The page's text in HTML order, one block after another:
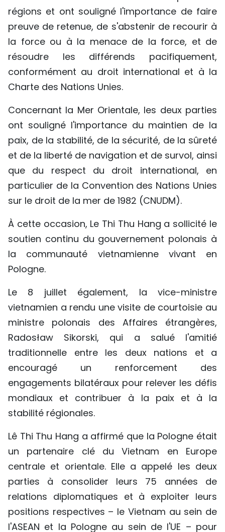
régions et ont souligné l'importance de faire
preuve de retenue, de s'abstenir de recourir à
la force ou à la menace de la force, et de
résoudre les différends pacifiquement,
conformément au droit international et à la
Charte des Nations Unies.
Concernant la Mer Orientale, les deux parties
ont souligné l'importance du maintien de la
paix, de la stabilité, de la sécurité, de la sûreté
et de la liberté de navigation et de survol, ainsi
que du respect du droit international, en
particulier de la Convention des Nations Unies
sur le droit de la mer de 1982 (CNUDM).
À cette occasion, Le Thi Thu Hang a sollicité le
soutien continu du gouvernement polonais à
la communauté vietnamienne vivant en
Pologne.
Le 8 juillet également, la vice-ministre
vietnamien a rendu une visite de courtoisie au
ministre polonais des Affaires étrangères,
Radosław Sikorski, qui a salué l'amitié
traditionnelle entre les deux nations et a
encouragé un renforcement des
engagements bilatéraux pour relever les défis
mondiaux et contribuer à la paix et à la
stabilité régionales.
Lê Thi Thu Hang a affirmé que la Pologne était
un partenaire clé du Vietnam en Europe
centrale et orientale. Elle a appelé les deux
parties à consolider leurs 75 années de
relations diplomatiques et à exploiter leurs
positions respectives – le Vietnam au sein de
l'ASEAN et la Pologne au sein de l'UE – pour